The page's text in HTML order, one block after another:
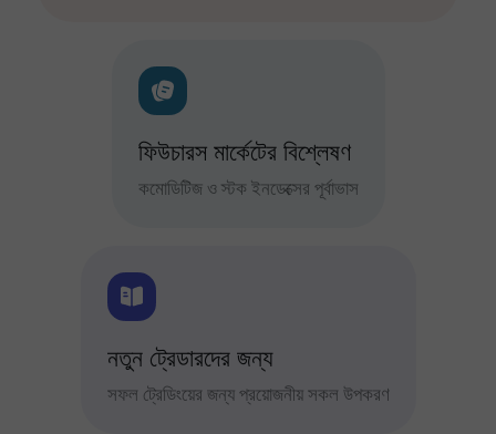
ফিউচারস মার্কেটের বিশ্লেষণ
কমোডিটিজ ও স্টক ইনডেক্সের পূর্বাভাস
নতুন ট্রেডারদের জন্য
সফল ট্রেডিংয়ের জন্য প্রয়োজনীয় সকল উপকরণ